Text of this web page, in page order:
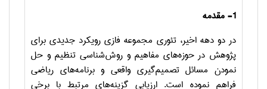
1- مقدمه
در دو دهه اخیر، تئوری مجموعه فازی رویکرد جدیدی برای
پژوهش در حوزه‌های مفاهیم و روش‌شناسی تنظیم و حل
نمودن مسائل تصمیم‌گیری واقعی و برنامه‌های ریاضی
فراهم نموده است. ارزیابی گزینه‌های مرتبط با برخی